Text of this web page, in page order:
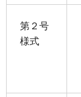
第２号
様式